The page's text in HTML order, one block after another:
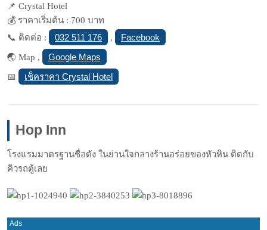
📌 Crystal Hotel
💰 ราคาเริ่มต้น : 700 บาท
📞 ติดต่อ :
032 511 176 , Facebook
🌏 Map , Google Maps
📅 เช็คราคา Crystal Hotel
Hop Inn
โรงแรมมาตรฐานชื่อดัง ในย่านใจกลางร้านอร่อยของหัวหิน ติดกับ
คิวรถตู้เลย